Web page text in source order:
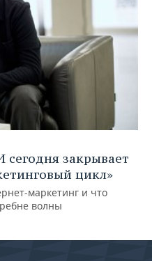
закрывает
цикл»
маркетинг и что
волны